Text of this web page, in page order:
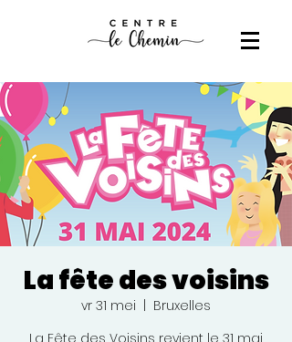
La fête des voisins
vr 31 mei
Bruxelles
La Fête des Voisins revient le 31 mai